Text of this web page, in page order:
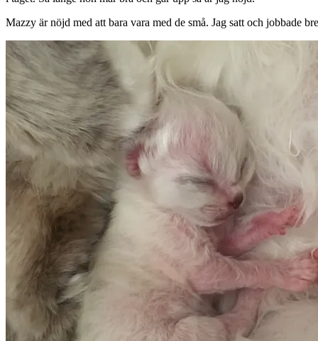
Mazzy är nöjd med att bara vara med de små. Jag satt och jobbade